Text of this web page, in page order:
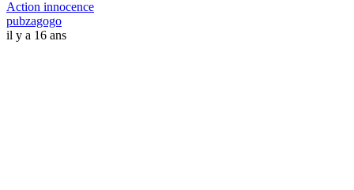
Action innocence
pubzagogo
il y a 16 ans